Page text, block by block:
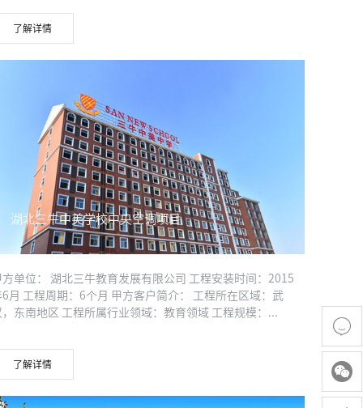
了解详情
湖北三牛中美学校中央空调项目
方单位： 湖北三牛教育发展有限公司 工程安装时间：2015
6月 工程周期：6个月 甲方客户简介： 工程所在区域：武
，东南地区 工程所属行业领域：教育领域 工程规模：...
了解详情

